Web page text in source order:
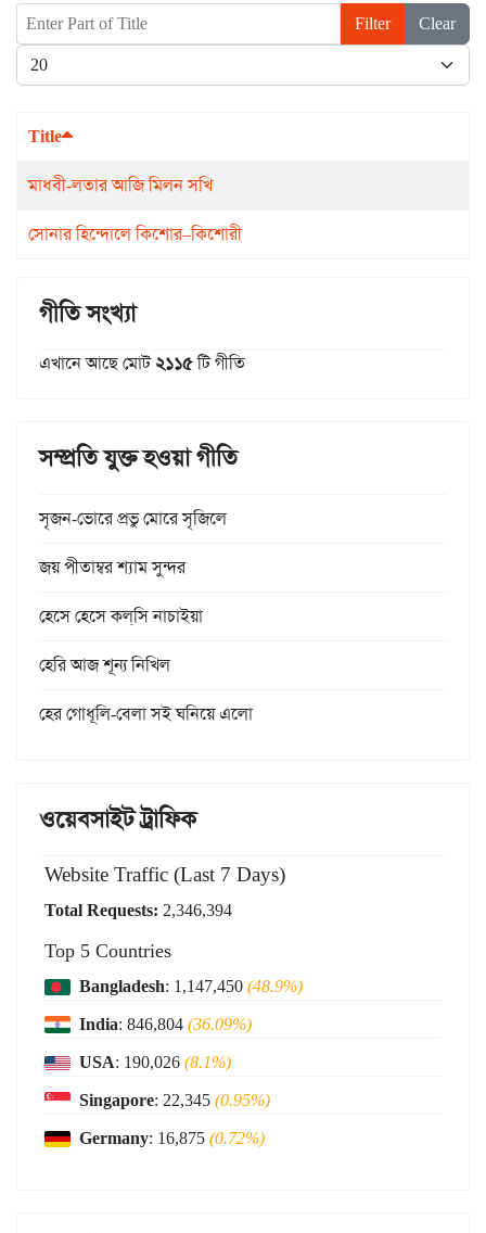
Enter Part of Title Filter
Clear
Display #
Title
মাধবী-লতার আজি মিলন সখি
সোনার হিন্দোলে কিশোর–কিশোরী
গীতি সংখ্যা
এখানে আছে মোট২১১৫টি গীতি
সম্প্রতি যুক্ত হওয়া গীতি
সৃজন-ভোরে প্রভু মোরে সৃজিলে
জয় পীতাম্বর শ্যাম সুন্দর
হেসে হেসে কল্‌সি নাচাইয়া
হেরি আজ শূন্য নিখিল
হের গোধূলি-বেলা সই ঘনিয়ে এলো
ওয়েবসাইট ট্রাফিক
Website Traffic (Last 7 Days)
Total Requests: 2,346,394
Top 5 Countries
Bangladesh: 1,147,450(48.9%)
India: 846,804(36.09%)
USA: 190,026(8.1%)
Singapore: 22,345(0.95%)
Germany: 16,875(0.72%)